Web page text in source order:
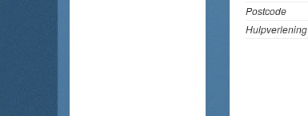
Postcode
Hulpverlening